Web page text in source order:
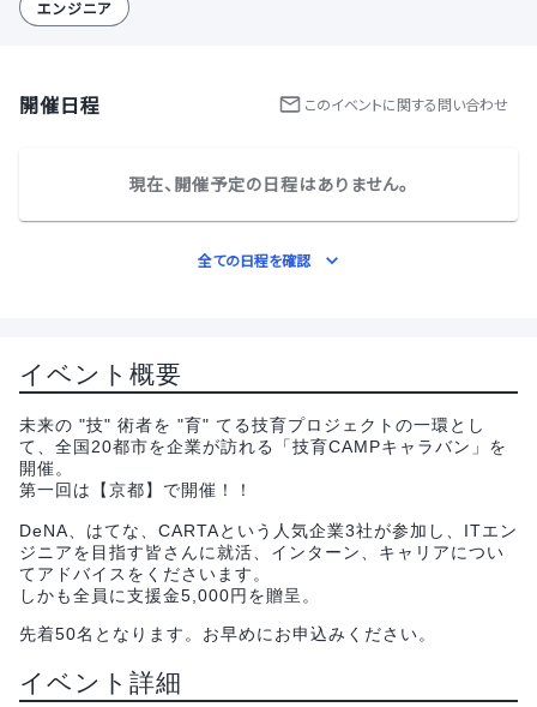
エンジニア
開催日程 このイベントに関する問い合わせ
現在、開催予定の日程はありません。
全ての日程を確認
イベント概要
未来の "技" 術者を "育" てる技育プロジェクトの一環とし
て、全国20都市を企業が訪れる「技育CAMPキャラバン」を
開催。
第一回は【京都】で開催！！
DeNA、はてな、CARTAという人気企業3社が参加し、ITエン
ジニアを目指す皆さんに就活、インターン、キャリアについ
てアドバイスをくださいます。
しかも全員に支援金5,000円を贈呈。
先着50名となります。お早めにお申込みください。
イベント詳細